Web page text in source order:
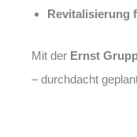
Revitalisierung
Mit der Ernst
– durchdacht